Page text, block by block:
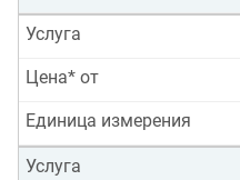
Услуга
Цена* от
Единица измерения
Услуга